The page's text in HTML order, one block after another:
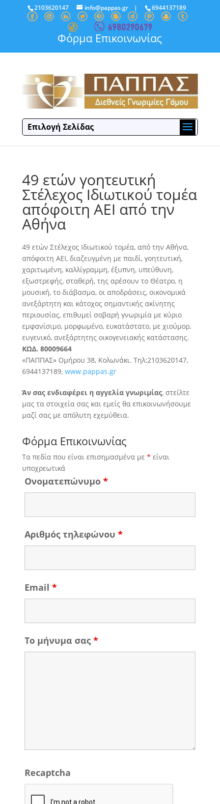
2103620147 info@pappas.gr| 6944137189
Φόρμα Επικοινωνίας
Επιλογή Σελίδας
49 ετών γοητευτική
Στέλεχος Ιδιωτικού τομέα
απόφοιτη ΑΕΙ από την
Αθήνα
49 ετών Στέλεχος Ιδιωτικού τομέα, από την Αθήνα,
απόφοιτη ΑΕΙ, διαζευγμένη με παιδί, γοητευτική,
χαριτωμένη, καλλίγραμμη, έξυπνη, υπεύθυνη,
εξωστρεφής, σταθερή, της αρέσουν το Θέατρο, η
μουσική, το διάβασμα, οι αποδράσεις, οικονομικά
ανεξάρτητη και κάτοχος σημαντικής ακίνητης
περιουσίας, επιθυμεί σοβαρή γνωριμία με κύριο
εμφανίσιμο, μορφωμένο, ευκατάστατο, με χιούμορ,
ευγενικό, ανεξάρτητης οικογενειακής κατάστασης.
ΚΩΔ. 80009664
«ΠΑΠΠΑΣ» Ομήρου 38, Κολωνάκι. Τηλ:2103620147,
6944137189, www.pappas.gr
Άν σας ενδιαφέρει η αγγελία γνωριμίας, στείλτε
μας τα στοιχεία σας και εμείς θα επικοινωνήσουμε
μαζί σας με απόλυτη εχεμύθεια.
Φόρμα Επικοινωνίας
Τα πεδία που είναι επισημασμένα με * είναι
υποχρεωτικά
Ονοματεπώνυμο *
Αριθμός τηλεφώνου *
Email *
Το μήνυμα σας *
Recaptcha